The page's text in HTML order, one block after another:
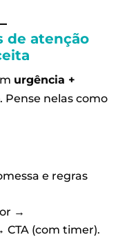
de atenção
urgência +
. Pense nelas como
e regras
→
(com timer).